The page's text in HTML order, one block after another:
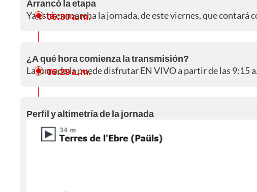
Arrancó la etapa
Ya está en marcha la jornada, de este viernes, que
06:30 a. m.
¿A qué hora comienza la transmisión?
La jornada la puede disfrutar EN VIVO a partir de las 9:15
06:29 a. m.
Perfil y altimetría de la jornada